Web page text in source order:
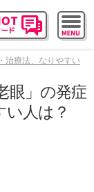
療法、なりやすい
」の発症
い人は？